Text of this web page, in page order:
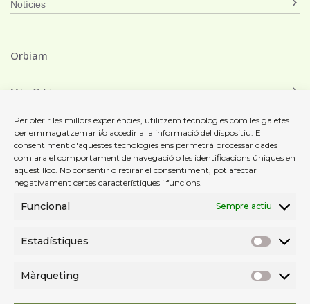
Per oferir les millors experiències, utilitzem tecnologies com les galetes
per emmagatzemar i/o accedir a la informació del dispositiu. El
consentiment d'aquestes tecnologies ens permetrà processar dades
com ara el comportament de navegació o les identificacions úniques en
aquest lloc. No consentir o retirar el consentiment, pot afectar
negativament certes característiques i funcions.
Funcional Sempre actiu
Estadístiques
Màrqueting
Notícies
Orbiam
Món Orbiam
Orbiam Grup